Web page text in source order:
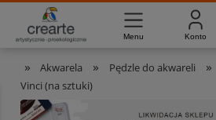
» Akwarela » Pędzle do akwareli »
Vinci (na sztuki)
Masz pytania? 733-012-789 Pon. - Pt.